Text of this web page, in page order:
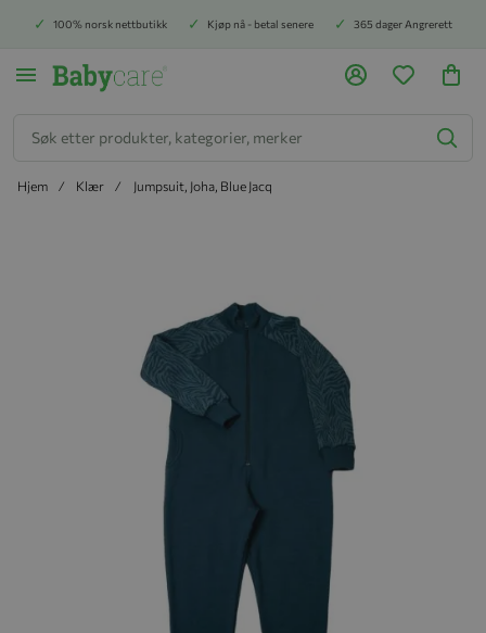
100% norsk nettbutikk Kjøp nå - betal senere 365 dager Angrerett
Hjem Klær Jumpsuit, Joha, Blue Jacq
Hopp til slutten av bildegalleriet